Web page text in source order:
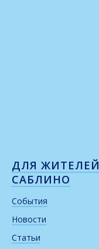
ДЛЯ ЖИТЕЛЕЙ
САБЛИНО
События
Новости
Статьи